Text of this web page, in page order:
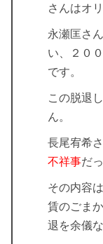
さんはオ
永瀬匡さ
い、２０
です。
この脱退
ん。
長尾宥希
不祥事だ
その内容
賃のごま
退を余儀